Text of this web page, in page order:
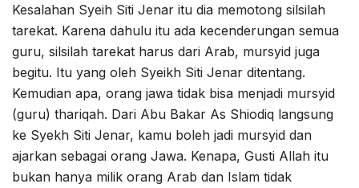
Kesalahan Syeih Siti Jenar itu dia memotong silsilah
tarekat. Karena dahulu itu ada kecenderungan semua
guru, silsilah tarekat harus dari Arab, mursyid juga
begitu. Itu yang oleh Syeikh Siti Jenar ditentang.
Kemudian apa, orang jawa tidak bisa menjadi mursyid
(guru) thariqah. Dari Abu Bakar As Shiodiq langsung
ke Syekh Siti Jenar, kamu boleh jadi mursyid dan
ajarkan sebagai orang Jawa. Kenapa, Gusti Allah itu
bukan hanya milik orang Arab dan Islam tidak